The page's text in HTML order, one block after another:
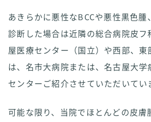
あきらかに悪性なBCCや悪性黒色
診断した場合は近隣の総合病院皮フ
屋医療センター（国立）や西部、東
は、名市大病院または、名古屋大学
センターご紹介させていただいてい
可能な限り、当院でほとんどの皮膚